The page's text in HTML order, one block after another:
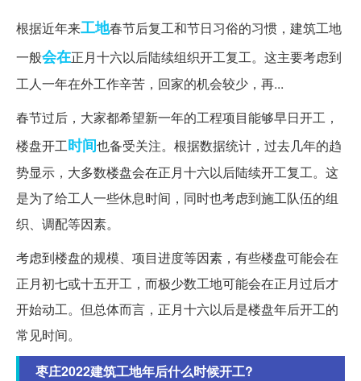
根据近年来工地春节后复工和节日习俗的习惯，建筑工地
一般会在正月十六以后陆续组织开工复工。这主要考虑到
工人一年在外工作辛苦，回家的机会较少，再...
春节过后，大家都希望新一年的工程项目能够早日开工，
楼盘开工时间也备受关注。根据数据统计，过去几年的趋
势显示，大多数楼盘会在正月十六以后陆续开工复工。这
是为了给工人一些休息时间，同时也考虑到施工队伍的组
织、调配等因素。
考虑到楼盘的规模、项目进度等因素，有些楼盘可能会在
正月初七或十五开工，而极少数工地可能会在正月过后才
开始动工。但总体而言，正月十六以后是楼盘年后开工的
常见时间。
枣庄2022建筑工地年后什么时候开工?